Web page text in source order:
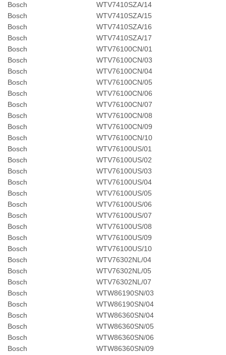
Bosch
WTV7410SZA/14
Bosch
WTV7410SZA/15
Bosch
WTV7410SZA/16
Bosch
WTV7410SZA/17
Bosch
WTV76100CN/01
Bosch
WTV76100CN/03
Bosch
WTV76100CN/04
Bosch
WTV76100CN/05
Bosch
WTV76100CN/06
Bosch
WTV76100CN/07
Bosch
WTV76100CN/08
Bosch
WTV76100CN/09
Bosch
WTV76100CN/10
Bosch
WTV76100US/01
Bosch
WTV76100US/02
Bosch
WTV76100US/03
Bosch
WTV76100US/04
Bosch
WTV76100US/05
Bosch
WTV76100US/06
Bosch
WTV76100US/07
Bosch
WTV76100US/08
Bosch
WTV76100US/09
Bosch
WTV76100US/10
Bosch
WTV76302NL/04
Bosch
WTV76302NL/05
Bosch
WTV76302NL/07
Bosch
WTW86190SN/03
Bosch
WTW86190SN/04
Bosch
WTW86360SN/04
Bosch
WTW86360SN/05
Bosch
WTW86360SN/06
Bosch
WTW86360SN/09